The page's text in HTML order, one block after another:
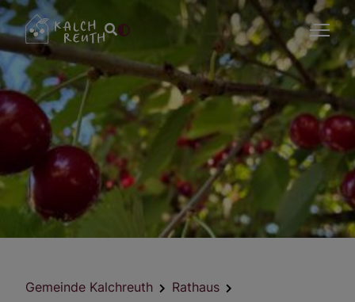
Gemeinde Kalchreuth
Rathaus